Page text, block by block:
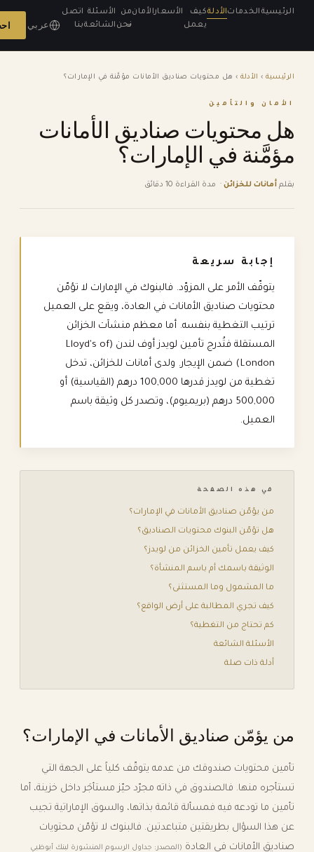
الرئيسية الخدماتالأدلةكيف
يعمل
الأسعارالأمانمن
نحن
الأسئلة
الشائعة
اتصل
بنا
عربي
الرئيسية › الأدلة › هل محتويات صناديق الأمانات مؤمَّنة في الإمارات؟
الأمان والتأمين
هل محتويات صناديق الأمانات
مؤمَّنة في الإمارات؟
بقلم أمانات للخزائن · مدة القراءة 10 دقائق
إجابة سريعة
يتوقّف الأمر على المزوّد. فالبنوك في الإمارات لا تؤمّن
محتويات صناديق الأمانات في العادة، ويقع على العميل
ترتيب التغطية بنفسه. أما معظم منشآت الخزائن
المستقلة فتُدرج تأمين لويدز أوف لندن (Lloyd's of
London) ضمن الإيجار. ولدى أمانات للخزائن، تدخل
تغطية من لويدز قدرها 100,000 درهم (القياسية) أو
500,000 درهم (بريميوم)، وتصدر كل وثيقة باسم
العميل.
في هذه الصفحة
من يؤمّن صناديق الأمانات في الإمارات؟
هل تؤمّن البنوك محتويات الصناديق؟
كيف يعمل تأمين الخزائن من لويدز؟
الوثيقة باسمك أم باسم المنشأة؟
ما المشمول وما المستثنى؟
كيف تجري المطالبة على أرض الواقع؟
كم تحتاج من التغطية؟
الأسئلة الشائعة
أدلة ذات صلة
من يؤمّن صناديق الأمانات في الإمارات؟
تأمين محتويات صندوقك من عدمه يتوقّف كلياً على الجهة التي
تستأجره منها. فالصندوق في ذاته مجرّد حيّز مستأجَر داخل خزينة، أما
تأمين ما تودعه فيه فمسألة قائمة بذاتها، والسوق الإماراتية تجيب
عن هذا السؤال بطريقتين متباعدتين. فالبنوك لا تؤمّن محتويات
صناديق الأمانات في العادة (المصدر: جداول الرسوم المنشورة لبنك أبوظبي